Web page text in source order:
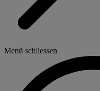
Menü schliessen